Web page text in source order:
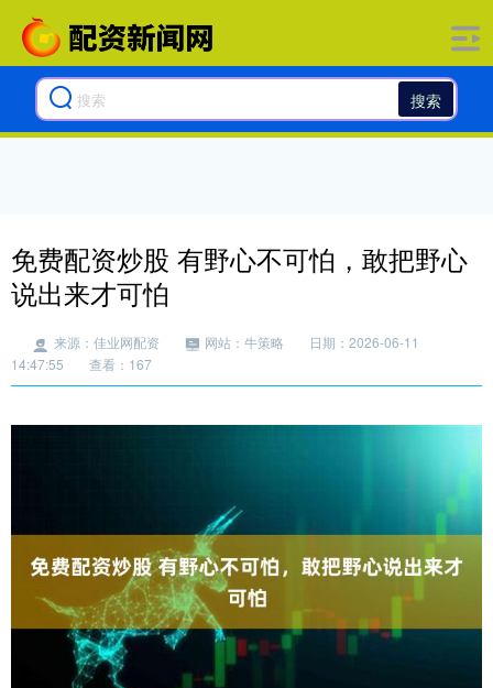
搜索
免费配资炒股 有野心不可怕，敢把野心
说出来才可怕
来源：佳业网配资 网站：牛策略
日期：2026-06-11
14:47:55
查看：167